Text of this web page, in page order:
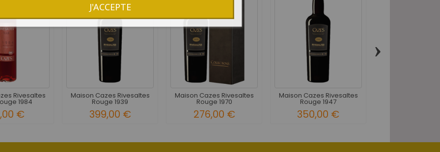
Rivesaltes
1984
€
Maison Cazes Rivesaltes
Rouge 1939
399,00 €
Maison Cazes Rivesaltes
Rouge 1970
276,00 €
Maison Cazes Rivesaltes
Rouge 1947
350,00 €
›
J'ACCEPTE